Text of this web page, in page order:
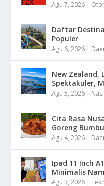
Agu 7, 2026 |
Daftar
Populer
Agu 6, 2026 |
New Zealand,
Spektakuler,
Agu 5, 2026 |
Cita Rasa
Goreng
Agu 4, 2026 |
Ipad 11 Inch
Minimalis
Agu 3, 2026 |